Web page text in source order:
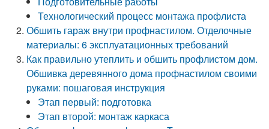
Технологический процесс монтажа профлиста
Обшить гараж внутри профнастилом. Отделочные
материалы: 6 эксплуатационных требований
Как правильно утеплить и обшить профлистом дом.
Обшивка деревянного дома профнастилом своими
руками: пошаговая инструкция
Этап первый: подготовка
Этап второй: монтаж каркаса